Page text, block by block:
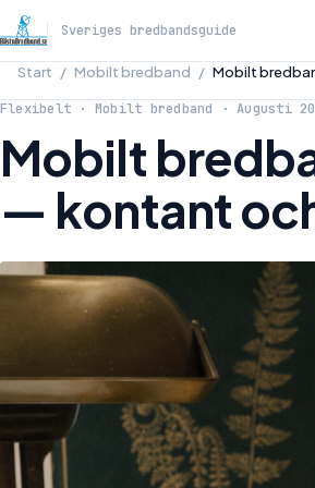
Sveriges bredbandsguide
Start Mobilt bredband Mobilt
Flexibelt · Mobilt bredband · Augusti
Mobilt
— kontant